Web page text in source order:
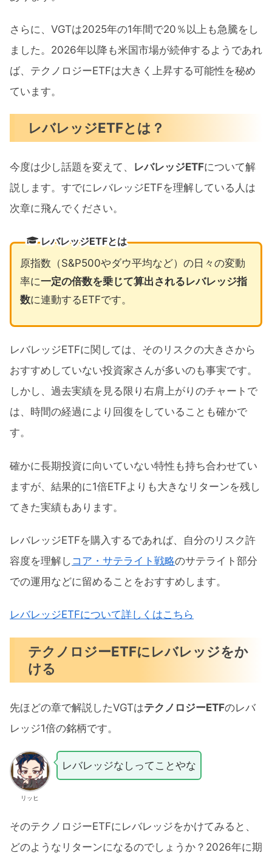
さらに、VGTは2025年の1年間で20％以上も急騰をし
ました。2026年以降も米国市場が続伸するようであれ
ば、テクノロジーETFは大きく上昇する可能性を秘め
ています。
レバレッジETFとは？
今度は少し話題を変えて、 レバレッジETFについて解
説します。すでにレバレッジETFを理解している人は
次章に飛んでください。
レバレッジETFとは
原指数（S&P500やダウ平均など）の日々の変動
率に一定の倍数を乗じて算出されるレバレッジ指
数に連動するETFです。
レバレッジETFに関しては、そのリスクの大きさから
おすすめしていない投資家さんが多いのも事実です。
しかし、過去実績を見る限り右肩上がりのチャートで
は、時間の経過により回復をしていることも確かで
す。
確かに長期投資に向いていない特性も持ち合わせてい
ますが、結果的に1倍ETFよりも大きなリターンを残し
てきた実績もあります。
レバレッジETFを購入するであれば、自分のリスク許
容度を理解し コア・サテライト戦略のサテライト部分
での運用などに留めることをおすすめします。
レバレッジETFについて詳しくはこちら
テクノロジーETFにレバレッジをか
ける
先ほどの章で解説したVGTはテクノロジーETFのレバ
レッジ1倍の銘柄です。
リッヒ
レバレッジなしってことやな
そのテクノロジーETFにレバレッジをかけてみると、
どのようなリターンになるのでしょうか？2026年に期